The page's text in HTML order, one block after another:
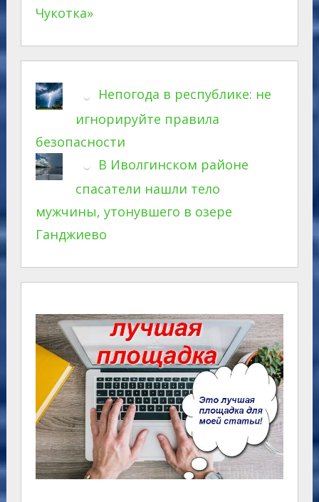
Чукотка»
Непогода в республике: не
игнорируйте правила
безопасности
В Иволгинском районе
спасатели нашли тело
мужчины, утонувшего в озере
Ганджиево